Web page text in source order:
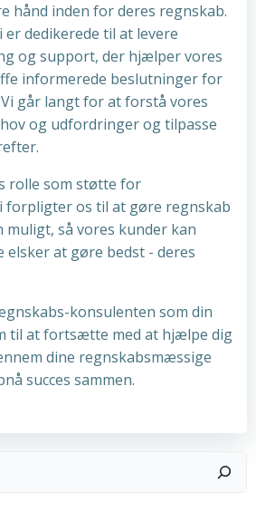
hånd inden for deres regnskab.
dedikerede til at levere
og support, der hjælper vores
informerede beslutninger for
går langt for at forstå vores
og udfordringer og tilpasse
rolle som støtte for
forpligter os til at gøre regnskab
så vores kunder kan
elsker at gøre bedst - deres
konsulenten som din
til at fortsætte med at hjælpe dig
dine regnskabsmæssige
succes sammen.